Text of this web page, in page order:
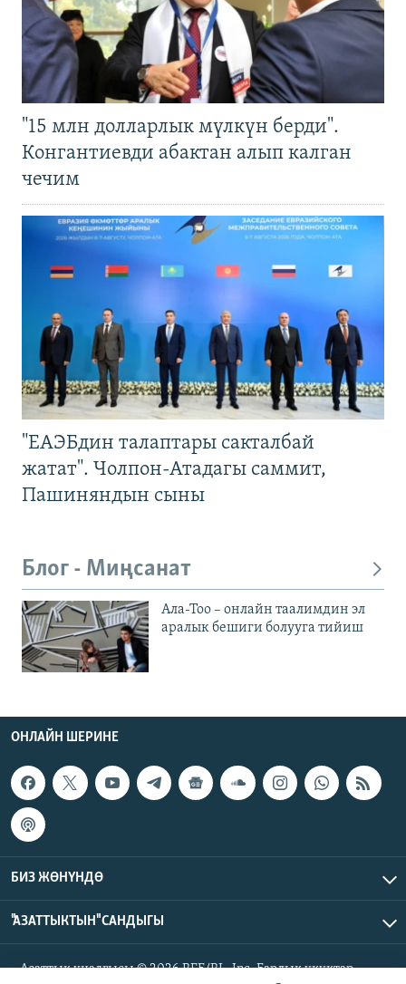
"15 млн долларлык мүлкүн берди".
Конгантиевди абактан алып калган
чечим
"ЕАЭБдин талаптары сакталбай
жатат". Чолпон-Атадагы саммит,
Пашиняндын сыны
Блог - Миңсанат
Ала-Тоо – онлайн таалимдин эл
аралык бешиги болууга тийиш
ОНЛАЙН ШЕРИНЕ
БИЗ ЖӨНҮНДӨ
"АЗАТТЫКТЫН" САНДЫГЫ
Азаттык үналгысы © 2026 RFE/RL, Inc. Бардык укуктар